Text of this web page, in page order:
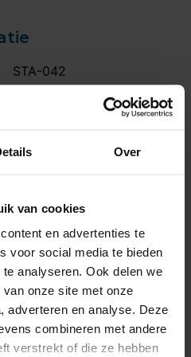
Over
van cookies
en advertenties te
voor social media te bieden
analyseren. Ook delen we
onze site met onze
adverteren en analyse. Deze
combineren met andere
verstrekt of die ze hebben
STA-042
Verticaal afneembaar
1500 kg
90 kg
Ja
Ja
Nee